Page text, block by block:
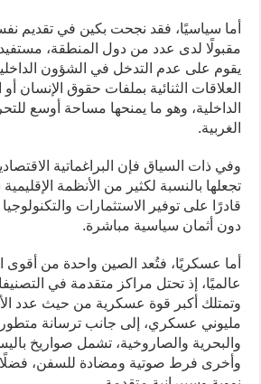
أما سياسيًا، فقد نجحت بكين في تقديم
مقبولًا لدى عدد من دول المنطقة،
يقوم على عدم التدخل في الشؤون
العلاقات الثنائية بملفات حقوق الإنسان
الداخلية، وهو ما يمنحها مساحة أوسع
الغربية.
وفي ذات السياق فإن البراغماتية
تجعلها بالنسبة لكثير من الأنظمة
قادرًا على توفير الاستثمارات
دون أثمان سياسية مباشرة.
أما عسكريًا، فتُعد الصين واحدة من أقوى
عالميًا، إذ تحتل مراكز متقدمة في
وتمتلك أكبر قوة عسكرية من حيث عدد
مليوني عسكري، إلى جانب ترسانة
والبحرية والصاروخية، تشمل صواريخ
وأخرى فرط صوتية ومضادة للسفن، فضلًا